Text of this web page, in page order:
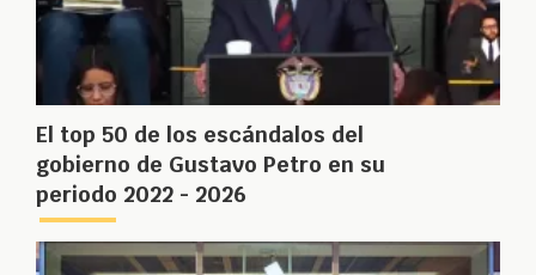
El top 50 de los escándalos del
gobierno de Gustavo Petro en su
periodo 2022 - 2026